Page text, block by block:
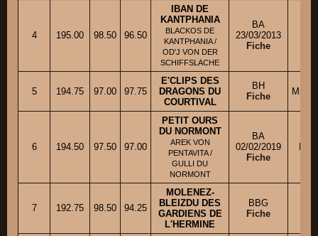
4 195.00 98.50 96.50
IBAN DE
KANTPHANIA
BLACKOS DE
KANTPHANIA /
OD'J VON DER
SCHIFFSLACHE
BA
23/03/2013
Fiche
5 194.75 97.00 97.75
E'CLIPS DES
DRAGONS DU
COURTIVAL
BH
Fiche
Mme
6 194.50 97.50 97.00
PETIT OURS
DU NORMONT
AREK VON
PENTAVITA /
GULLI DU
NORMONT
BA
02/02/2019
Fiche
7 192.75 98.50 94.25
MOLENEZ-
BLEIZDU DES
GARDIENS DE
L'HERMINE
BBG
Fiche